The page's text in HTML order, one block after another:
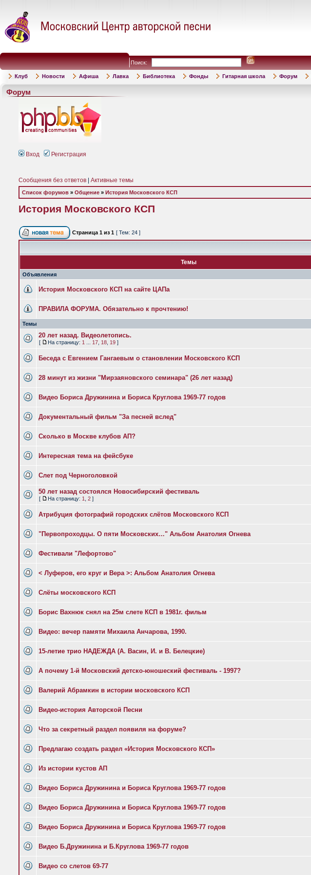
Поиск:
Клуб Новости Афиша Лавка Библиотека Фонды Гитарная школа Форум
Форум
Вход Регистрация
Сообщения без ответов Активные темы
Список форумов » Общение » История Московского КСП
История Московского КСП
Страница 1 из 1 [ Тем: 24 ]
Темы
Объявления
История Московского КСП на сайте ЦАПа
ПРАВИЛА ФОРУМА. Обязательно к прочтению!
Темы
20 лет назад. Видеолетопись.
[ На страницу: 1 17 18 19 ]
Беседа с Евгением Гангаевым о становлении Московского КСП
28 минут из жизни "Мирзаяновского семинара" (26 лет назад)
Видео Бориса Дружинина и Бориса Круглова 1969-77 годов
Документальный фильм "За песней вслед"
Сколько в Москве клубов АП?
Интересная тема на фейсбуке
Слет под Черноголовкой
50 лет назад состоялся Новосибирский фестиваль
[ На страницу: 1 2 ]
Атрибуция фотографий городских слётов Московского КСП
"Первопроходцы. О пяти Московских…" Альбом Анатолия Огнева
Фестивали "Лефортово"
< Луферов, его круг и Вера >: Альбом Анатолия Огнева
Слёты московского КСП
Борис Вахнюк снял на 25м слете КСП в 1981г. фильм
Видео: вечер памяти Михаила Анчарова, 1990.
15-летие трио НАДЕЖДА (А. Васин, И. и В. Белецкие)
А почему 1-й Московский детско-юношеский фестиваль - 1997?
Валерий Абрамкин в истории московского КСП
Видео-история Авторской Песни
Что за секретный раздел появиля на форуме?
Предлагаю создать раздел «История Московского КСП»
Из истории кустов АП
Видео Бориса Дружинина и Бориса Круглова 1969-77 годов
Видео Бориса Дружинина и Бориса Круглова 1969-77 годов
Видео Бориса Дружинина и Бориса Круглова 1969-77 годов
Видео Б.Дружинина и Б.Круглова 1969-77 годов
Видео со слетов 69-77